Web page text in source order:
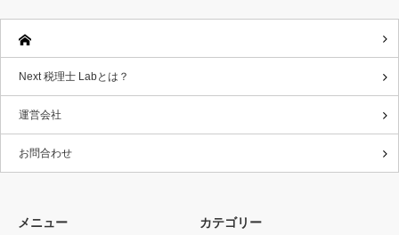
Next 税理士 Labとは？
運営会社
お問合わせ
メニュー カテゴリー